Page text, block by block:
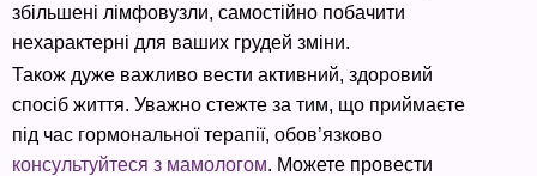
збільшені лімфовузли, самостійно побачити
нехарактерні для ваших грудей зміни.
Також дуже важливо вести активний, здоровий
спосіб життя. Уважно стежте за тим, що приймаєте
під час гормональної терапії, обов’язково
консультуйтеся з мамологом. Можете провести